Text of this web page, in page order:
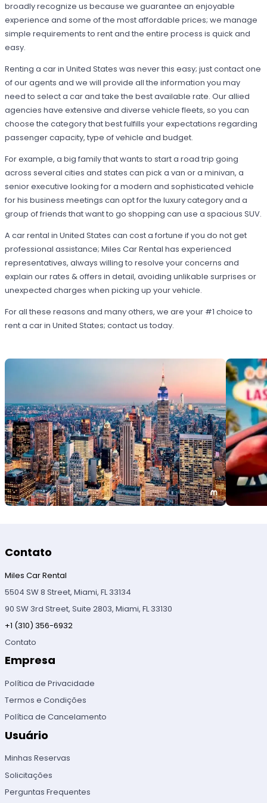
broadly recognize us because we guarantee an enjoyable
experience and some of the most affordable prices; we manage
simple requirements to rent and the entire process is quick and
easy.
Renting a car in United States was never this easy; just contact one
of our agents and we will provide all the information you may
need to select a car and take the best available rate. Our allied
agencies have extensive and diverse vehicle fleets, so you can
choose the category that best fulfills your expectations regarding
passenger capacity, type of vehicle and budget.
For example, a big family that wants to start a road trip going
across several cities and states can pick a van or a minivan, a
senior executive looking for a modern and sophisticated vehicle
for his business meetings can opt for the luxury category and a
group of friends that want to go shopping can use a spacious SUV.
A car rental in United States can cost a fortune if you do not get
professional assistance; Miles Car Rental has experienced
representatives, always willing to resolve your concerns and
explain our rates & offers in detail, avoiding unlikable surprises or
unexpected charges when picking up your vehicle.
For all these reasons and many others, we are your #1 choice to
rent a car in United States; contact us today.
Contato
Miles Car Rental
5504 SW 8 Street, Miami, FL 33134
90 SW 3rd Street, Suite 2803, Miami, FL 33130
+1 (310) 356-6932
Contato
Empresa
Política de Privacidade
Termos e Condições
Política de Cancelamento
Usuário
Minhas Reservas
Solicitações
Perguntas Frequentes